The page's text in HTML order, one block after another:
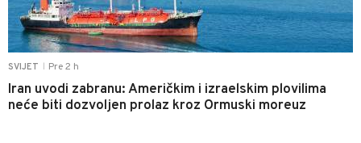
SVIJET Pre 2 h
Iran uvodi zabranu: Američkim i izraelskim plovilima
neće biti dozvoljen prolaz kroz Ormuski moreuz